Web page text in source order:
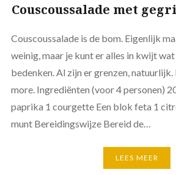
Couscoussalade met
Couscoussalade is de bom. Eigenlijk
weinig, maar je kunt er alles in kwijt
bedenken. Al zijn er grenzen, natuurlijk.
more. Ingrediënten (voor 4 personen)
paprika 1 courgette Een blok feta 1
munt Bereidingswijze Bereid de…
LEES MEER